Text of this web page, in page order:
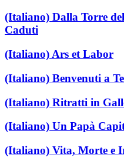
(Italiano) Dalla Torre
Caduti
(Italiano) Ars et Labor
(Italiano) Benvenuti a
(Italiano) Ritratti in
(Italiano) Un Papà
(Italiano) Vita, Morte e